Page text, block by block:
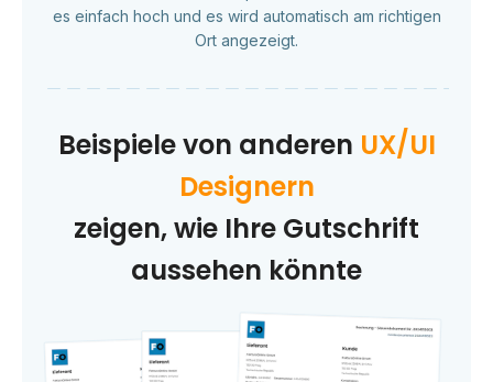
es einfach hoch und es wird automatisch am richtigen
Ort angezeigt.
Beispiele von anderen UX/UI
Designern
zeigen, wie Ihre Gutschrift
aussehen könnte